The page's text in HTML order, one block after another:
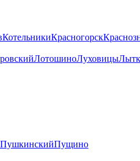
КотельникиКрасногорск
ЛотошиноЛуховицы
ПушкинскийПущино